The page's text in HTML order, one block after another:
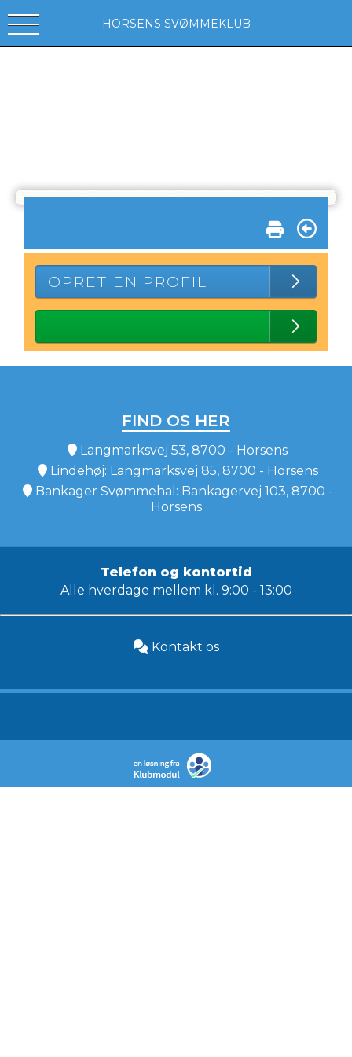
HORSENS SVØMMEKLUB
OPRET EN PROFIL
FIND OS HER
Langmarksvej 53, 8700 - Horsens
Lindehøj: Langmarksvej 85, 8700 - Horsens
Bankager Svømmehal: Bankagervej 103, 8700 -
Horsens
Telefon og kontortid
Alle hverdage mellem kl. 9:00 - 13:00
Kontakt os